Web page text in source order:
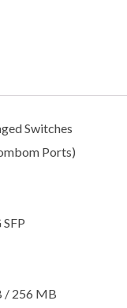
Switches
Ports)
/ 256 MB